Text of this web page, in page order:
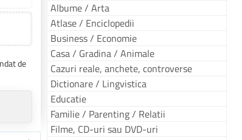
de
Albume / Arta
Atlase / Enciclopedii
Business / Economie
Casa / Gradina / Animale
Cazuri reale, anchete, controverse
Dictionare / Lingvistica
Educatie
Familie / Parenting / Relatii
Filme, CD-uri sau DVD-uri